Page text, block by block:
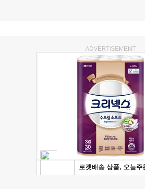
ADVERTISEMENT